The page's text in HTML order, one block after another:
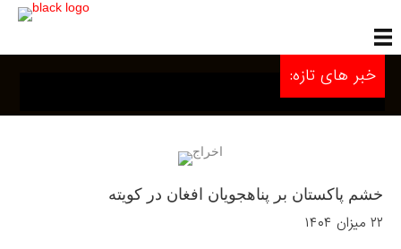
خبر های تازه:
خشم پاکستان بر پناهجویان افغان در کویته
۲۲ میزان ۱۴۰۴